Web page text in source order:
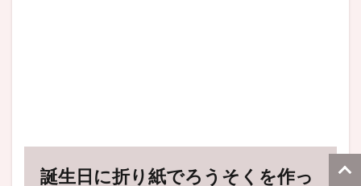
誕生日に折り紙でろうそくを作っ